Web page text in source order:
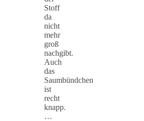
Stoff
da
nicht
mehr
groß
nachgibt.
Auch
das
Saumbündchen
ist
recht
knapp.
…